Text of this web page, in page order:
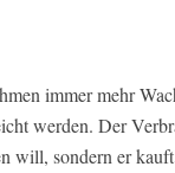
immer mehr
werden. Der
will, sondern er